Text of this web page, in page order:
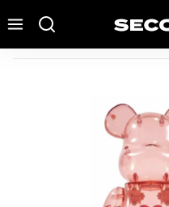
Bearbrick x Emotionally